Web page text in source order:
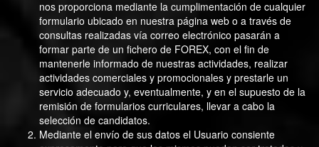
nos proporciona mediante la cumplimentación de cualquier
formulario ubicado en nuestra página web o a través de
consultas realizadas vía correo electrónico pasarán a
formar parte de un fichero de FOREX, con el fin de
mantenerle informado de nuestras actividades, realizar
actividades comerciales y promocionales y prestarle un
servicio adecuado y, eventualmente, y en el supuesto de la
remisión de formularios curriculares, llevar a cabo la
selección de candidatos.
Mediante el envío de sus datos el Usuario consiente